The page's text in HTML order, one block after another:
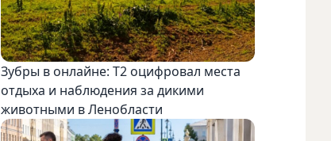
Зубры в онлайне: Т2 оцифровал места
отдыха и наблюдения за дикими
животными в Ленобласти